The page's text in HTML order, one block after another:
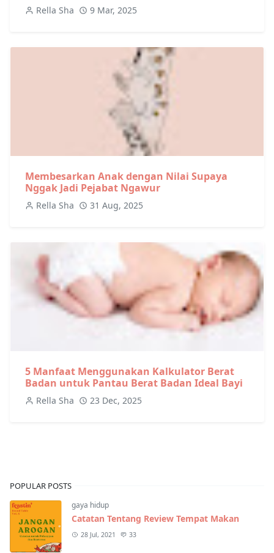
Rella Sha 9 Mar, 2025
Membesarkan Anak dengan Nilai Supaya
Nggak Jadi Pejabat Ngawur
Rella Sha 31 Aug, 2025
5 Manfaat Menggunakan Kalkulator Berat
Badan untuk Pantau Berat Badan Ideal Bayi
Rella Sha 23 Dec, 2025
POPULAR POSTS
gaya hidup
Catatan Tentang Review Tempat Makan
28 Jul, 2021 33